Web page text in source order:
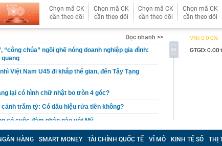
Chọn mã CK
cần theo dõi
Chọn mã CK
cần theo dõi
Chọn mã CK
cần theo dõi
Chọn mã CK
cần theo dõi
Đọc nhanh >>
“công chúa” ngồi ghế nóng doanh nghiệp gia đình:
quang
Việt Nam U45 đi khắp thế gian, đến Tây Tạng
lại có hình chữ nhật bo tròn 4 góc?
cảnh trăm tỷ: Có dấu hiệu rửa tiền không?
có cuộc đàm phán nào với Mỹ
tiền chuyển nhầm nhưng không trả
HÀNG SMART MONEY TÀI CHÍNH QUỐC TẾ VĨ MÔ KINH TẾ SỐ THỊ